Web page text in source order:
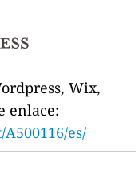
Wix,
enlace:
es/